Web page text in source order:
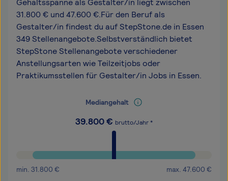
Gehaltsspanne als Gestalter/in liegt zwischen
31.800 € und 47.600 €.Für den Beruf als
Gestalter/in findest du auf StepStone.de in Essen
349 Stellenangebote.Selbstverständlich bietet
StepStone Stellenangebote verschiedener
Anstellungsarten wie Teilzeitjobs oder
Praktikumsstellen für Gestalter/in Jobs in Essen.
Mediangehalt
39.800€ brutto/Jahr *
min. 31.800 € max. 47.600 €